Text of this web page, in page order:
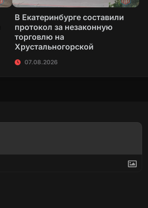
В Екатеринбурге составили
протокол за незаконную
торговлю на
Хрустальногорской
07.08.2026